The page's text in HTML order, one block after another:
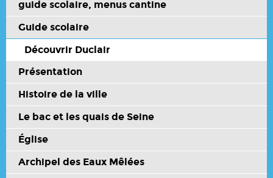
guide scolaire, menus cantine
Guide scolaire
Découvrir Duclair
Présentation
Histoire de la ville
Le bac et les quais de Seine
Église
Archipel des Eaux Mêlées